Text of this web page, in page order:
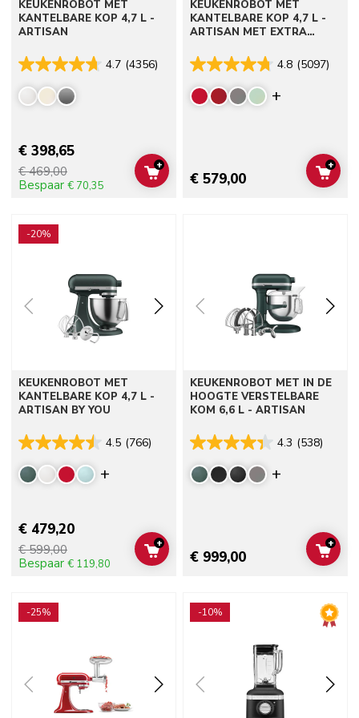
KEUKENROBOT MET
KANTELBARE KOP 4,7 L -
ARTISAN
4.7 (4356)
€ 398,65
€ 469,00
Bespaar € 70,35
ADD TO CART
+
KEUKENROBOT MET
KANTELBARE KOP 4,7 L -
ARTISAN MET EXTRA
4.8 (5097)
Display
€ 579,00 ADD
+
-20%
KEUKENROBOT MET
KANTELBARE KOP 4,7 L -
ARTISAN BY YOU
4.5 (766)
Display more colors
€ 479,20
€ 599,00
Bespaar € 119,80
ADD TO CART
+
KEUKEN­ROBOT MET IN DE
HOOGTE VERSTELBARE
KOM 6,6 L - ARTISAN
4.3 (538)
Display
€ 999,00 ADD
+
-25% -10%